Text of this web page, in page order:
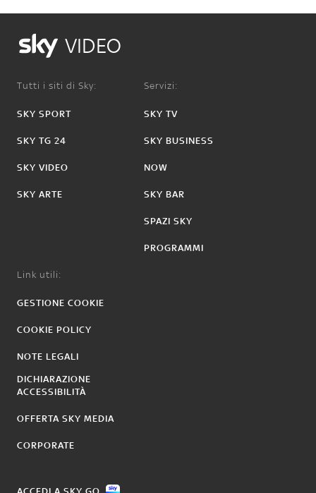
VIDEO
Tutti i siti di Sky:
SKY SPORT
SKY TG 24
SKY VIDEO
SKY ARTE
Servizi:
SKY TV
SKY BUSINESS
NOW
SKY BAR
SPAZI SKY
PROGRAMMI
Link utili:
GESTIONE COOKIE
COOKIE POLICY
NOTE LEGALI
DICHIARAZIONE
ACCESSIBILITÀ
OFFERTA SKY MEDIA
CORPORATE